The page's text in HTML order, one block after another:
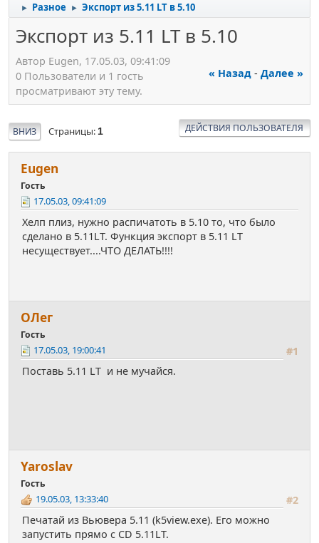
► Разное ► Экспорт из 5.11 LT в 5.10
Экспорт из 5.11 LT в 5.10
Автор Eugen, 17.05.03, 09:41:09
« Назад - Далее »
0 Пользователи и 1 гость
просматривают эту тему.
ВНИЗ Страницы 1 ДЕЙСТВИЯ ПОЛЬЗОВАТЕЛЯ
Eugen
Гость
17.05.03, 09:41:09
Хелп плиз, нужно распичатоть в 5.10 то, что было
сделано в 5.11LT. Функция экспорт в 5.11 LT
несуществует....ЧТО ДЕЛАТЬ!!!!
ОЛег
Гость
#1
17.05.03, 19:00:41
Поставь 5.11 LT и не мучайся.
Yaroslav
Гость
#2
19.05.03, 13:33:40
Печатай из Вьювера 5.11 (k5view.exe). Его можно
запустить прямо с CD 5.11LT.